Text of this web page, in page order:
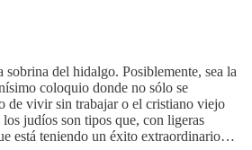
del hidalgo. Posiblemente, sea la
coloquio donde no sólo se
de vivir sin trabajar o el cristiano viejo
judíos son tipos que, con ligeras
está teniendo un éxito extraordinario…